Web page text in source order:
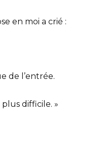
en moi a crié :
de l’entrée.
plus difficile. »